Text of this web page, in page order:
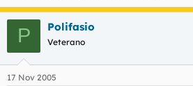
P Polifasio
Veterano
17 Nov 2005